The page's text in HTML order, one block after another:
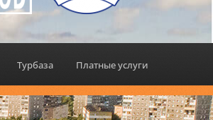
Турбаза Платные услуги